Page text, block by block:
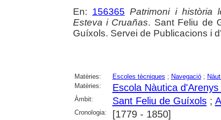
En: 156365 Patrimoni i història
Esteva i Cruañas. Sant Feliu de
Guíxols. Servei de Publicacions i
Matèries: Escoles tècniques ; Navegació;
Matèries:
Escola Nàutica
Àmbit: Sant Feliu de Guíxols;
Cronologia: [1779 - 1850]